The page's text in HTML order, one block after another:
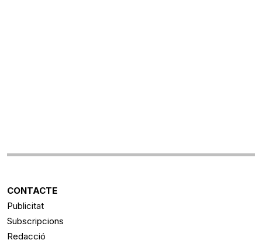
CONTACTE
Publicitat
Subscripcions
Redacció